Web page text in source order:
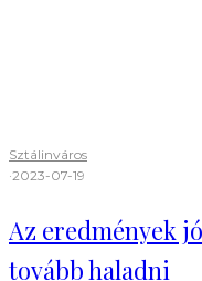
Sztálinváros
·2023-07-19
Az eredmények
tovább haladni